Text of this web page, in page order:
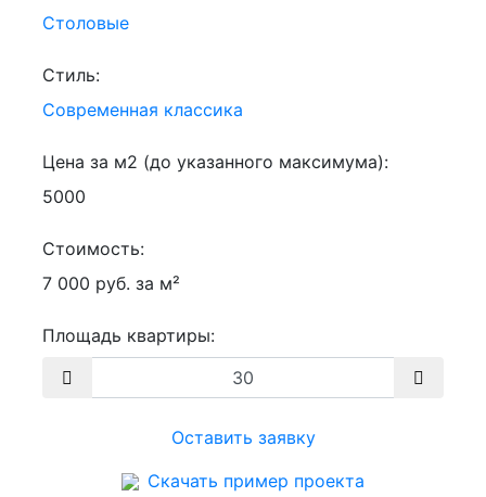
Столовые
Стиль:
Современная классика
Цена за м2 (до указанного максимума):
5000
Стоимость:
7 000 руб. за м²
Площадь квартиры:
Оставить заявку
Скачать пример проекта